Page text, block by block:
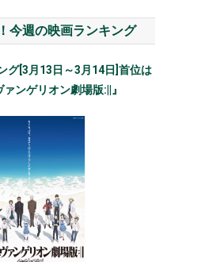
今週の映画ランキング
グ[3月13日～3月14日]首位は
ァンゲリオン劇場版:||』